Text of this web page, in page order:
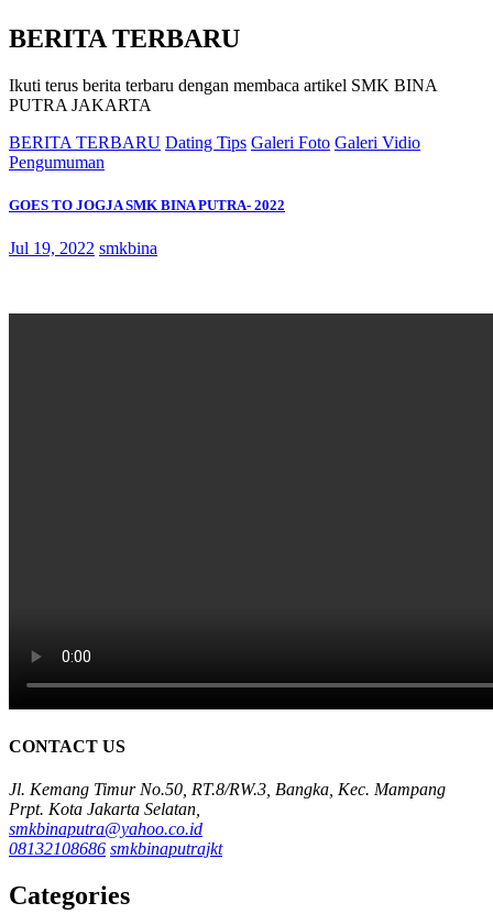
BERITA TERBARU
Ikuti terus berita terbaru dengan membaca artikel SMK BINA
PUTRA JAKARTA
BERITA TERBARU Dating Tips Galeri Foto Galeri Vidio
Pengumuman
GOES TO JOGJA SMK BINA PUTRA- 2022
Jul 19, 2022 smkbina
CONTACT US
Jl. Kemang Timur No.50, RT.8/RW.3, Bangka, Kec. Mampang
Prpt. Kota Jakarta Selatan,
smkbinaputra@yahoo.co.id
08132108686 smkbinaputrajkt
Categories